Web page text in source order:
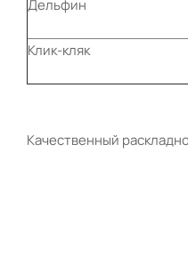
Дельфин
Клик-кляк
Качественный